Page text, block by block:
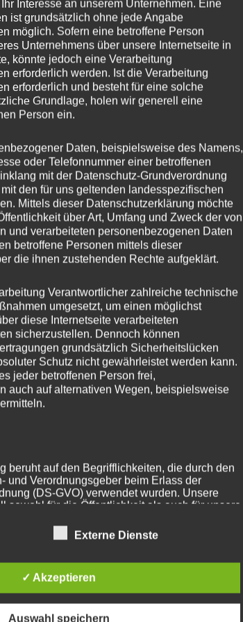
02
Forming
WHEELS
mm
mm
Interesse an unserem Unternehmen. Eine
ist grundsätzlich ohne jede Angabe
möglich. Sofern eine betroffene Person
Unternehmens über unsere Internetseite in
könnte jedoch eine Verarbeitung
erforderlich werden. Ist die Verarbeitung
erforderlich und besteht für eine solche
Grundlage, holen wir generell eine
Person ein.
Daten, beispielsweise des Namens,
oder Telefonnummer einer betroffenen
mit der Datenschutz-Grundverordnung
den für uns geltenden landesspezifischen
Mittels dieser Datenschutzerklärung möchte
über Art, Umfang und Zweck der von
und verarbeiteten personenbezogenen Daten
betroffene Personen mittels dieser
die ihnen zustehenden Rechte aufgeklärt.
Verantwortlicher zahlreiche technische
umgesetzt, um einen möglichst
diese Internetseite verarbeiteten
sicherzustellen. Dennoch können
grundsätzlich Sicherheitslücken
Schutz nicht gewährleistet werden kann.
jeder betroffenen Person frei,
auch auf alternativen Wegen, beispielsweise
beruht auf den Begrifflichkeiten, die durch den
und Verordnungsgeber beim Erlass der
(DS-GVO) verwendet wurden. Unsere
sowohl für die Öffentlichkeit als auch für unsere
wir vorab die verwendeten
unter anderem die
Externe Dienste
✓ Akzeptieren
Auswahl speichern